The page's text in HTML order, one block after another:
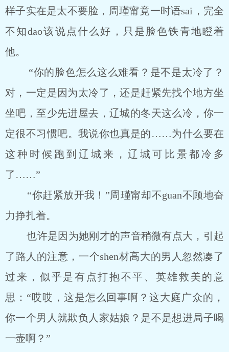
样子实在是太不要脸，周瑾甯竟一时语sai，完全
不知dao该说点什么好，只是脸色铁青地瞪着
他。
“你的脸色怎么这么难看？是不是太冷了？
对，一定是因为太冷了，还是赶紧先找个地方坐
坐吧，至少先进屋去，辽城的冬天这么冷，你一
定很不习惯吧。我说你也真是的……为什么要在
这种时候跑到辽城来，辽城可比景都冷多
了……”
“你赶紧放开我！”周瑾甯却不guan不顾地奋
力挣扎着。
也许是因为她刚才的声音稍微有点大，引起
了路人的注意，一个shen材高大的男人忽然凑了
过来，似乎是有点打抱不平、英雄救美的意
思：“哎哎，这是怎么回事啊？这大庭广众的，
你一个男人就欺负人家姑娘？是不是想进局子喝
一壶啊？”